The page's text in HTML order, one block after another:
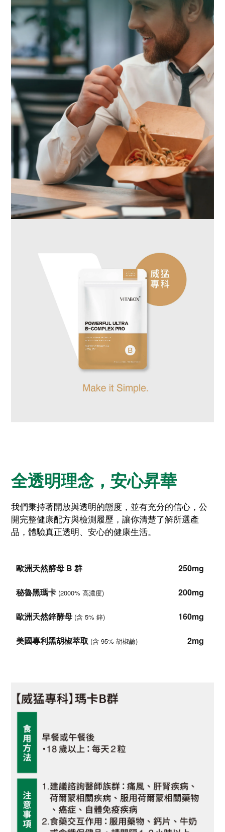
全透明理念，安心昇華
我們秉持著開放與透明的態度，並有充分的信心，公
開完整健康配方與檢測履歷，讓你清楚了解所選產
品，體驗真正透明、安心的健康生活。
歐洲天然酵母 B 群
秘魯黑瑪卡 (2000% 高濃度)
歐洲天然鋅酵母 (含 5% 鋅)
美國專利黑胡椒萃取 (含 95% 胡椒鹼)
250mg
200mg
160mg
2mg